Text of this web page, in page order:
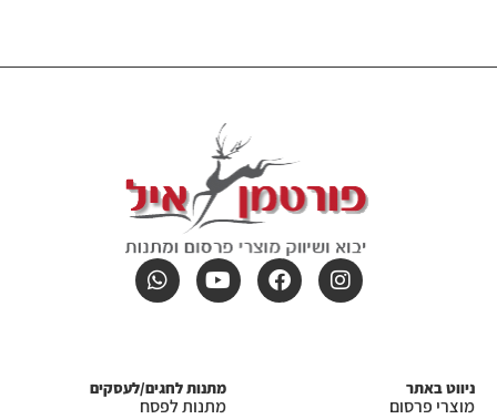
ניווט באתר
מוצרי פרסום
מתנות לחגים/לעסקים
מתנות לפסח